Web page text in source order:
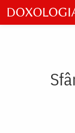
Skip
to
main